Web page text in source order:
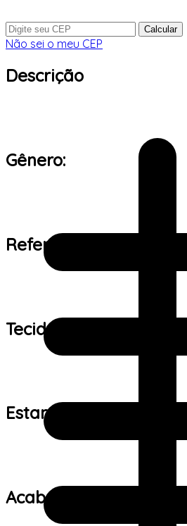
Calcular
Não sei o meu CEP
Descrição
Gênero:
Referência de tamanho:
Tecido:
Estampa:
Acabamento: